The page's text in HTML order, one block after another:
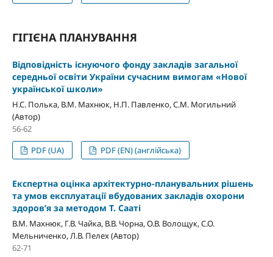
ГІГІЄНА ПЛАНУВАННЯ
Відповідність існуючого фонду закладів загальної
середньої освіти України сучасним вимогам «Нової
української школи»
Н.С. Полька, В.М. Махнюк, Н.П. Павленко, С.М. Могильний
(Автор)
56-62
PDF (UA)
PDF (EN) (англійська)
Експертна оцінка архітектурно-планувальних рішень
та умов експлуатації вбудованих закладів охорони
здоров’я за методом Т. Сааті
В.М. Махнюк, Г.В. Чайка, В.В. Чорна, О.В. Волощук, С.О.
Мельниченко, Л.В. Пелех (Автор)
62-71